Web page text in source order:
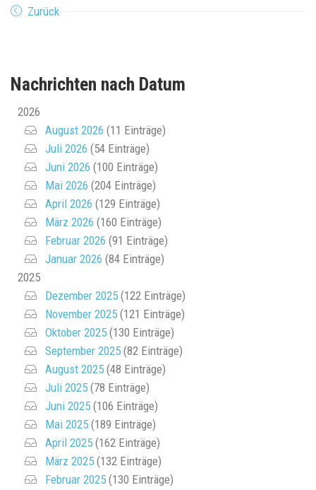
Zurück
Nachrichten nach Datum
2026
August 2026 (11 Einträge)
Juli 2026 (54 Einträge)
Juni 2026 (100 Einträge)
Mai 2026 (204 Einträge)
April 2026 (129 Einträge)
März 2026 (160 Einträge)
Februar 2026 (91 Einträge)
Januar 2026 (84 Einträge)
2025
Dezember 2025 (122 Einträge)
November 2025 (121 Einträge)
Oktober 2025 (130 Einträge)
September 2025 (82 Einträge)
August 2025 (48 Einträge)
Juli 2025 (78 Einträge)
Juni 2025 (106 Einträge)
Mai 2025 (189 Einträge)
April 2025 (162 Einträge)
März 2025 (132 Einträge)
Februar 2025 (130 Einträge)